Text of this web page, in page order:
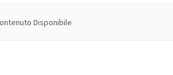
Disponibile